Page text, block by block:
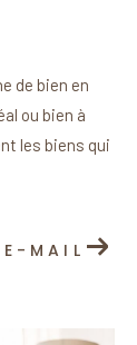
de bien en
ou bien à
les biens qui
E-MAIL